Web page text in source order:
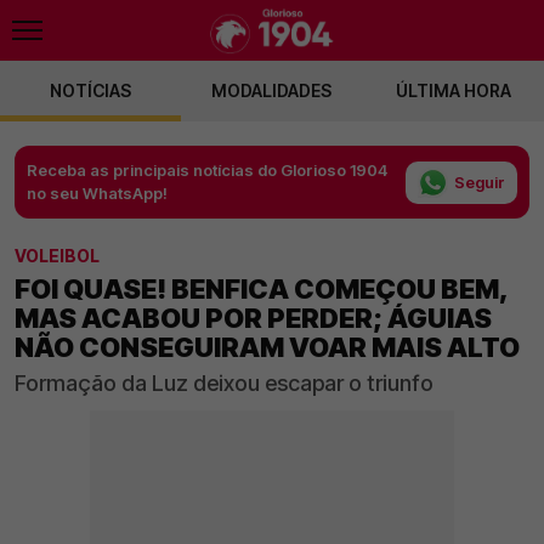
NOTÍCIAS MODALIDADES ÚLTIMA HORA
Receba as principais notícias do Glorioso 1904
no seu WhatsApp!
Seguir
VOLEIBOL
FOI QUASE! BENFICA COMEÇOU BEM,
MAS ACABOU POR PERDER; ÁGUIAS
NÃO CONSEGUIRAM VOAR MAIS ALTO
Formação da Luz deixou escapar o triunfo